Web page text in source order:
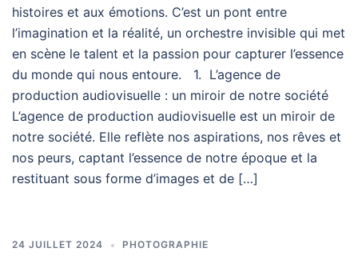
histoires et aux émotions. C’est un pont entre
l’imagination et la réalité, un orchestre invisible qui met
en scène le talent et la passion pour capturer l’essence
du monde qui nous entoure. 1. L’agence de
production audiovisuelle : un miroir de notre société
L’agence de production audiovisuelle est un miroir de
notre société. Elle reflète nos aspirations, nos rêves et
nos peurs, captant l’essence de notre époque et la
restituant sous forme d’images et de […]
24 JUILLET 2024 PHOTOGRAPHIE